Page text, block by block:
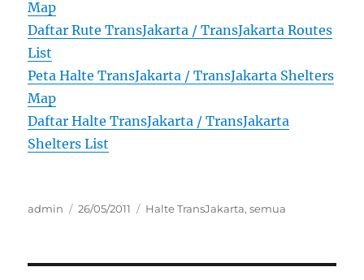
Map
Daftar Rute TransJakarta / TransJakarta Routes
List
Peta Halte TransJakarta / TransJakarta Shelters
Map
Daftar Halte TransJakarta / TransJakarta
Shelters List
Author
admin
Posted
26/05/2011 Categories
Halte TransJakarta,semua